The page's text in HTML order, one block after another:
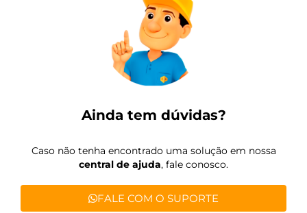
Ainda tem dúvidas?
Caso não tenha encontrado uma solução em nossa
central de ajuda, fale conosco.
FALE COM O SUPORTE